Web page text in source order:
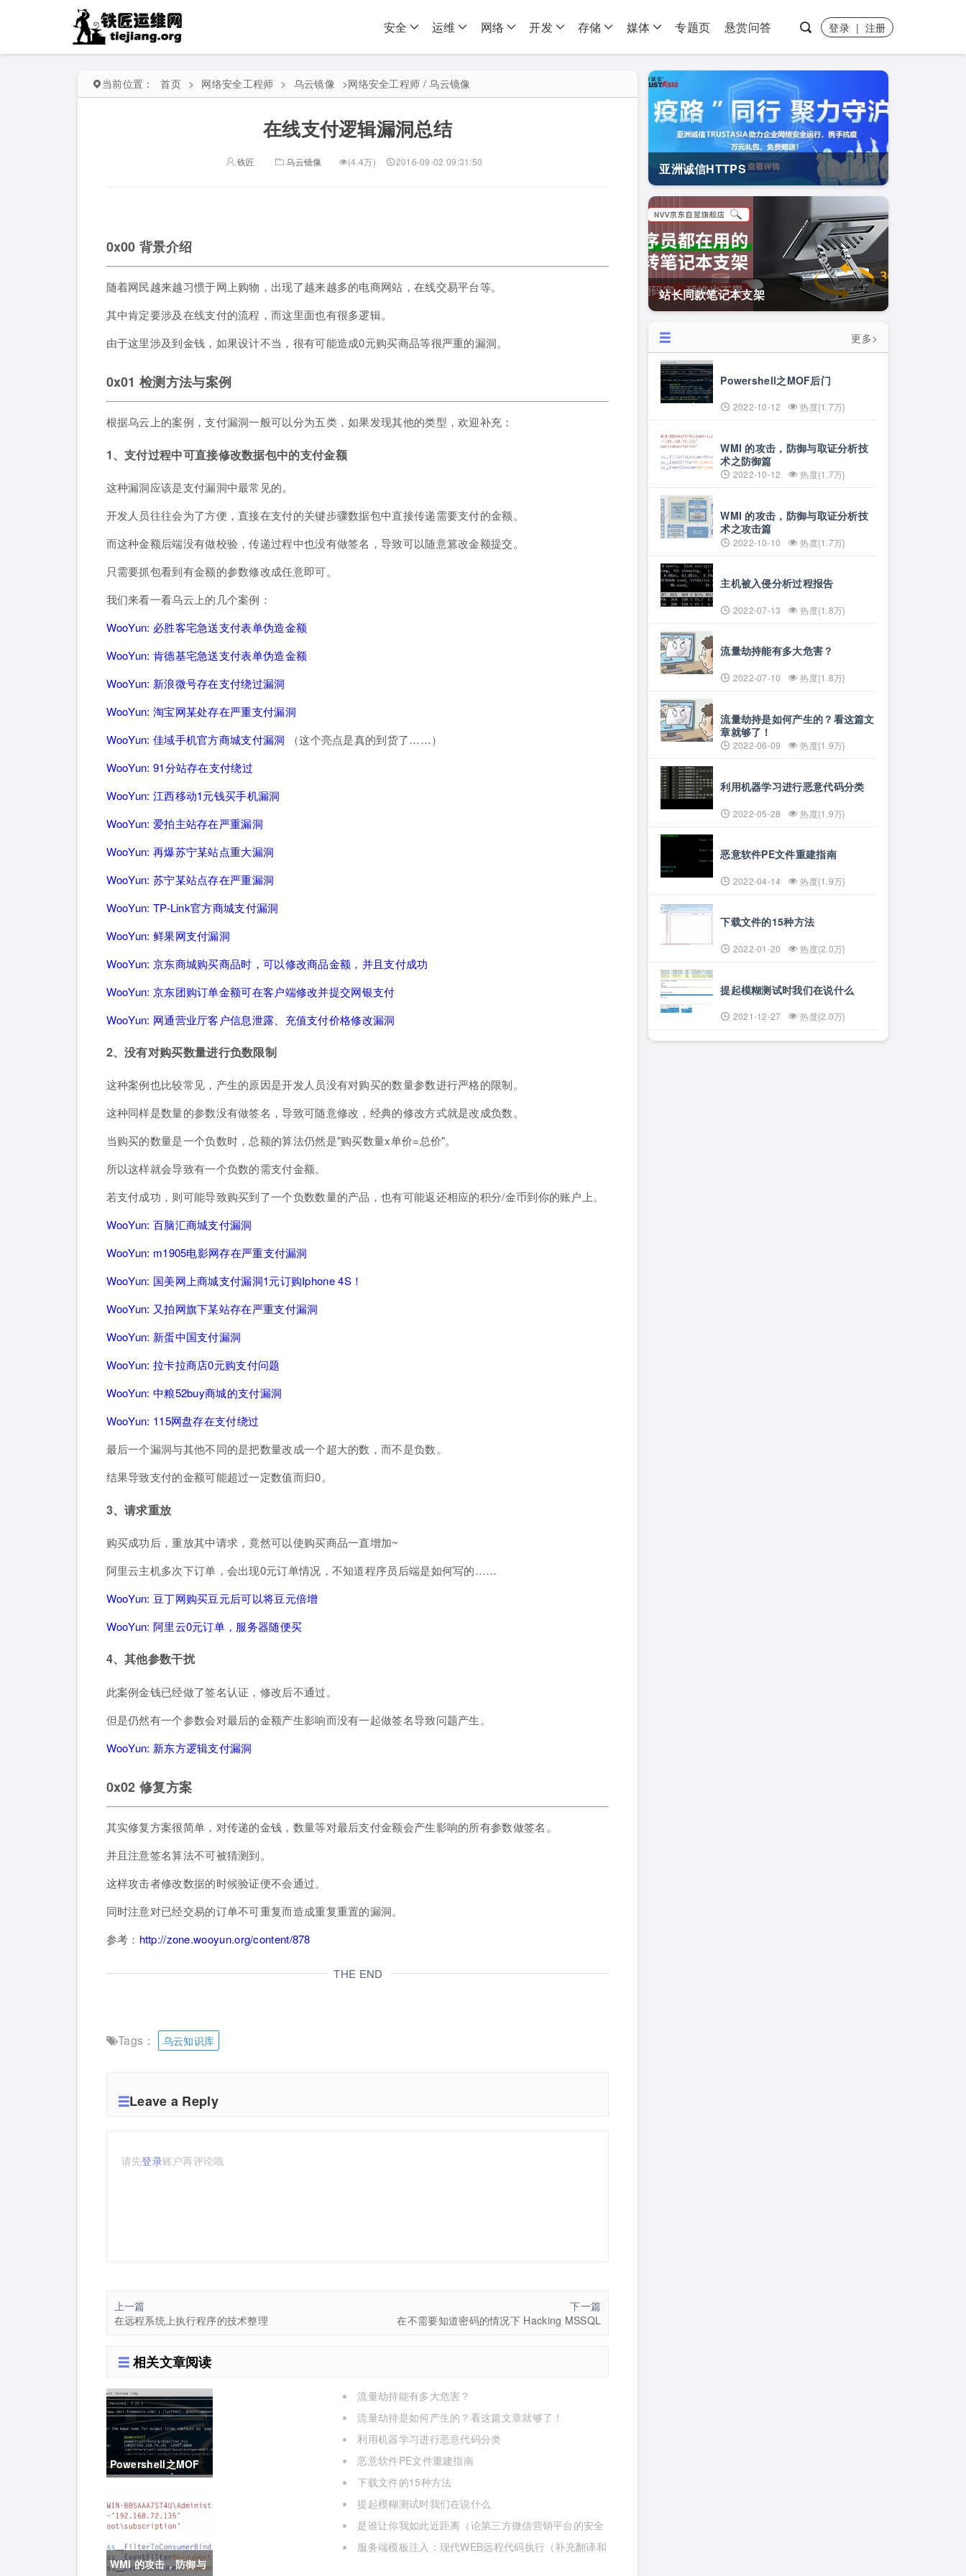
安全 运维 网络 开发 存储 媒体 专题页 悬赏问答 登录 | 注册
当前位置： 首页 > 网络安全工程师 > 乌云镜像 >网络安全工程师 / 乌云镜像
在线支付逻辑漏洞总结
铁匠 乌云镜像 (4.4万) 2016-09-02 09:31:50
0x00 背景介绍
随着网民越来越习惯于网上购物，出现了越来越多的电商网站，在线交易平台等。
其中肯定要涉及在线支付的流程，而这里面也有很多逻辑。
由于这里涉及到金钱，如果设计不当，很有可能造成0元购买商品等很严重的漏洞。
0x01 检测方法与案例
根据乌云上的案例，支付漏洞一般可以分为五类，如果发现其他的类型，欢迎补充：
1、支付过程中可直接修改数据包中的支付金额
这种漏洞应该是支付漏洞中最常见的。
开发人员往往会为了方便，直接在支付的关键步骤数据包中直接传递需要支付的金额。
而这种金额后端没有做校验，传递过程中也没有做签名，导致可以随意篡改金额提交。
只需要抓包看到有金额的参数修改成任意即可。
我们来看一看乌云上的几个案例：
WooYun: 必胜客宅急送支付表单伪造金额
WooYun: 肯德基宅急送支付表单伪造金额
WooYun: 新浪微号存在支付绕过漏洞
WooYun: 淘宝网某处存在严重支付漏洞
WooYun: 佳域手机官方商城支付漏洞 （这个亮点是真的到货了……）
WooYun: 91分站存在支付绕过
WooYun: 江西移动1元钱买手机漏洞
WooYun: 爱拍主站存在严重漏洞
WooYun: 再爆苏宁某站点重大漏洞
WooYun: 苏宁某站点存在严重漏洞
WooYun: TP-Link官方商城支付漏洞
WooYun: 鲜果网支付漏洞
WooYun: 京东商城购买商品时，可以修改商品金额，并且支付成功
WooYun: 京东团购订单金额可在客户端修改并提交网银支付
WooYun: 网通营业厅客户信息泄露、充值支付价格修改漏洞
2、没有对购买数量进行负数限制
这种案例也比较常见，产生的原因是开发人员没有对购买的数量参数进行严格的限制。
这种同样是数量的参数没有做签名，导致可随意修改，经典的修改方式就是改成负数。
当购买的数量是一个负数时，总额的算法仍然是"购买数量x单价=总价"。
所以这样就会导致有一个负数的需支付金额。
若支付成功，则可能导致购买到了一个负数数量的产品，也有可能返还相应的积分/金币到你的账户上。
WooYun: 百脑汇商城支付漏洞
WooYun: m1905电影网存在严重支付漏洞
WooYun: 国美网上商城支付漏洞1元订购Iphone 4S！
WooYun: 又拍网旗下某站存在严重支付漏洞
WooYun: 新蛋中国支付漏洞
WooYun: 拉卡拉商店0元购支付问题
WooYun: 中粮52buy商城的支付漏洞
WooYun: 115网盘存在支付绕过
最后一个漏洞与其他不同的是把数量改成一个超大的数，而不是负数。
结果导致支付的金额可能超过一定数值而归0。
3、请求重放
购买成功后，重放其中请求，竟然可以使购买商品一直增加~
阿里云主机多次下订单，会出现0元订单情况，不知道程序员后端是如何写的……
WooYun: 豆丁网购买豆元后可以将豆元倍增
WooYun: 阿里云0元订单，服务器随便买
4、其他参数干扰
此案例金钱已经做了签名认证，修改后不通过。
但是仍然有一个参数会对最后的金额产生影响而没有一起做签名导致问题产生。
WooYun: 新东方逻辑支付漏洞
0x02 修复方案
其实修复方案很简单，对传递的金钱，数量等对最后支付金额会产生影响的所有参数做签名。
并且注意签名算法不可被猜测到。
这样攻击者修改数据的时候验证便不会通过。
同时注意对已经交易的订单不可重复而造成重复重置的漏洞。
参考： http://zone.wooyun.org/content/878
THE END
Tags： 乌云知识库
Leave a Reply
请先登录账户再评论哦
上一篇
在远程系统上执行程序的技术整理
下一篇
在不需要知道密码的情况下 Hacking MSSQL
相关文章阅读
Powershell之MOF
WMI 的攻击，防御与
流量劫持能有多大危害？
流量劫持是如何产生的？看这篇文章就够了！
利用机器学习进行恶意代码分类
恶意软件PE文件重建指南
下载文件的15种方法
提起模糊测试时我们在说什么
是谁让你我如此近距离（论第三方微信营销平台的安全
服务端模板注入：现代WEB远程代码执行（补充翻译和
亚洲诚信HTTPS
站长同款笔记本支架
更多>
Powershell之MOF后门
2022-10-12 热度{1.7万}
WMI 的攻击，防御与取证分析技
术之防御篇
2022-10-12 热度{1.7万}
WMI 的攻击，防御与取证分析技
术之攻击篇
2022-10-10 热度{1.7万}
主机被入侵分析过程报告
2022-07-13 热度{1.8万}
流量劫持能有多大危害？
2022-07-10 热度{1.8万}
流量劫持是如何产生的？看这篇文
章就够了！
2022-06-09 热度{1.9万}
利用机器学习进行恶意代码分类
2022-05-28 热度{1.9万}
恶意软件PE文件重建指南
2022-04-14 热度{1.9万}
下载文件的15种方法
2022-01-20 热度{2.0万}
提起模糊测试时我们在说什么
2021-12-27 热度{2.0万}